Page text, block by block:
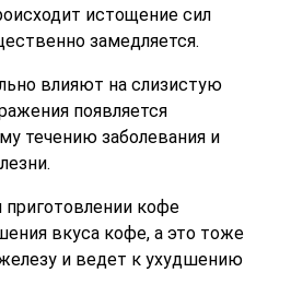
истощение сил
замедляется.
влияют на слизистую
появляется
течению заболевания и
кофе
вкуса кофе, а это тоже
и ведет к ухудшению